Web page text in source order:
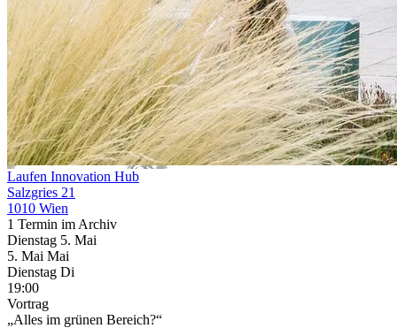
Laufen Innovation Hub
Salzgries 21
1010 Wien
1 Termin im Archiv
Dienstag 5. Mai
5. Mai Mai
Dienstag Di
19:00
Vortrag
„Alles im grünen Bereich?“